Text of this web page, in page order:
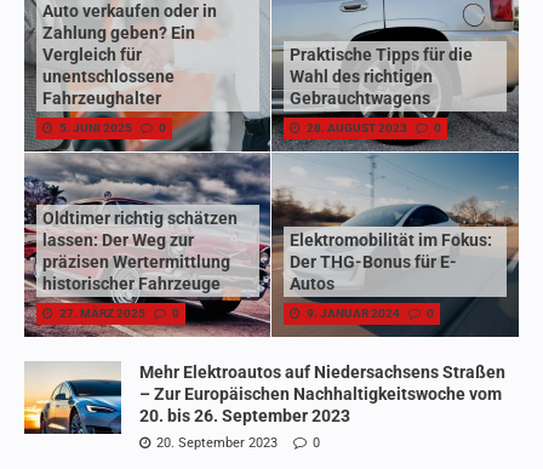
Auto verkaufen oder in
Zahlung geben? Ein
Vergleich für
unentschlossene
Fahrzeughalter
5. JUNI 2025 0
Praktische Tipps für die
Wahl des richtigen
Gebrauchtwagens
28. AUGUST 2023 0
Oldtimer richtig schätzen
lassen: Der Weg zur
präzisen Wertermittlung
historischer Fahrzeuge
27. MÄRZ 2025 0
Elektromobilität im Fokus:
Der THG-Bonus für E-
Autos
9. JANUAR 2024 0
Mehr Elektroautos auf Niedersachsens Straßen
– Zur Europäischen Nachhaltigkeitswoche vom
20. bis 26. September 2023
20. September 2023 0